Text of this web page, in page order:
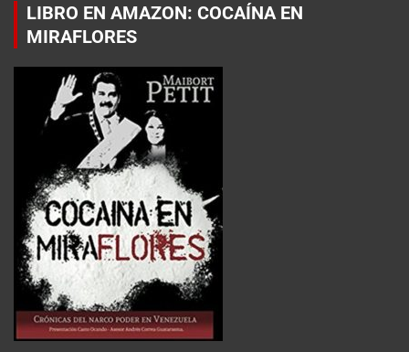
LIBRO EN AMAZON: COCAÍNA EN
MIRAFLORES